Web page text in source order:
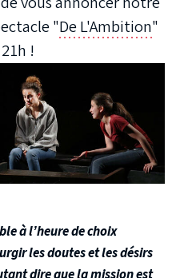
"De L'Ambition"
!
à l’heure de choix
les doutes et les désirs